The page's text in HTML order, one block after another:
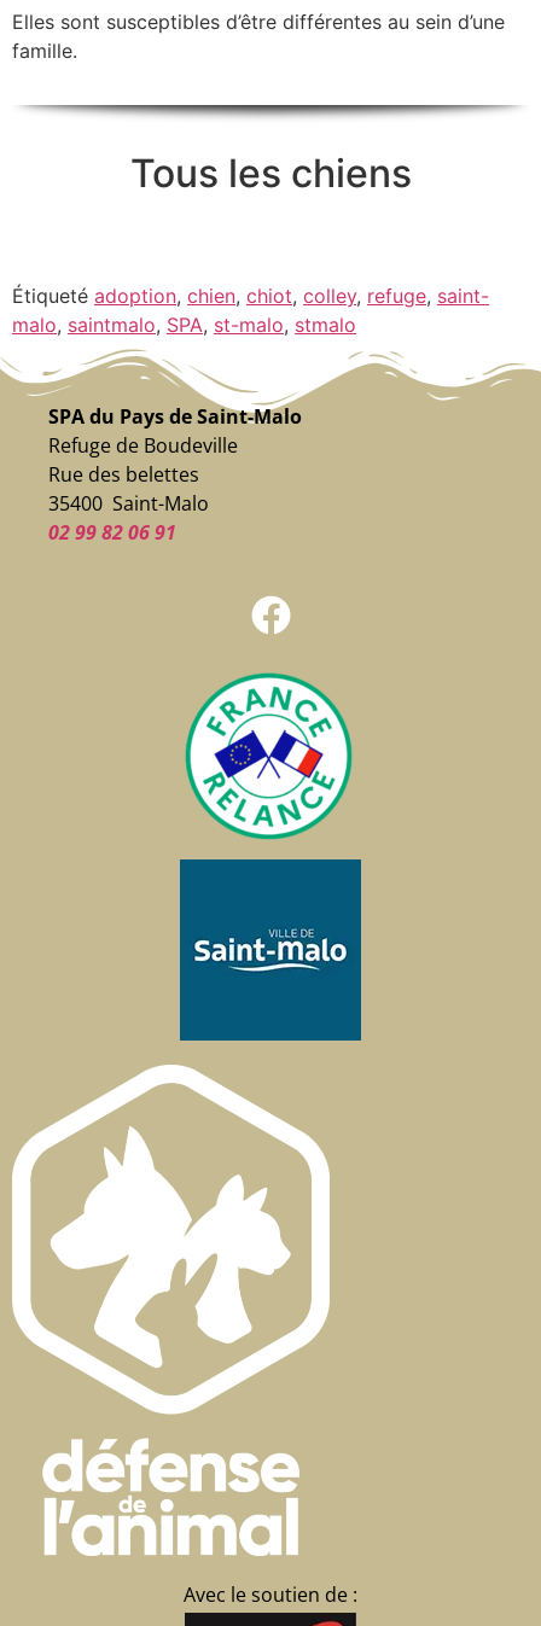
Elles sont susceptibles d’être différentes au sein d’une
famille.
Tous les chiens
Étiqueté adoption, chien, chiot, colley, refuge, saint-
malo, saintmalo, SPA, st-malo, stmalo
SPA du Pays de Saint-Malo
Refuge de Boudeville
Rue des belettes
35400 Saint-Malo
02 99 82 06 91
Avec le soutien de :